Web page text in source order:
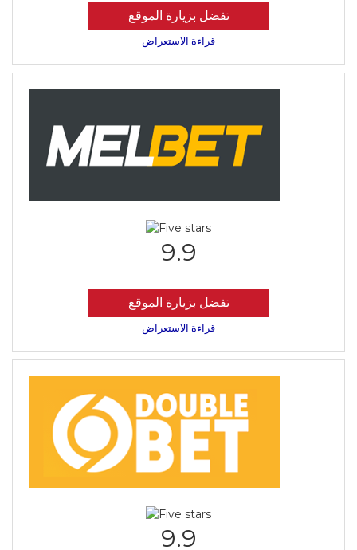
تفضل بزيارة الموقع
قراءة الاستعراض
9.9
تفضل بزيارة الموقع
قراءة الاستعراض
9.9